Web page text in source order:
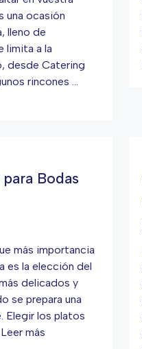
una ocasión
lleno de
limita a la
desde Catering
rincones …
Bodas
más importancia
es la elección del
delicados y
se prepara una
Elegir los platos
Leer más